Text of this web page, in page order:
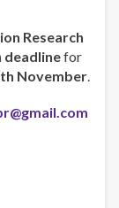
Research
deadlinefor
November